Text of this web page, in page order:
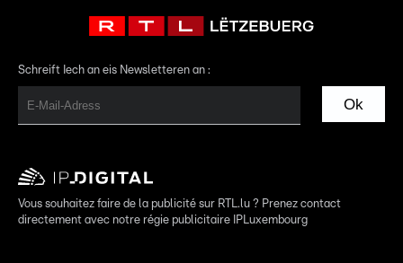
Schreift Iech an eis Newsletteren an :
Ok
Vous souhaitez faire de la publicité sur RTL.lu ? Prenez contact
directement avec notre régie publicitaire IPLuxembourg